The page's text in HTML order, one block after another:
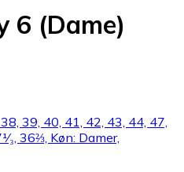
6 (Dame)
39, 40, 41, 42, 43, 44, 47,
36⅔, Køn: Damer,